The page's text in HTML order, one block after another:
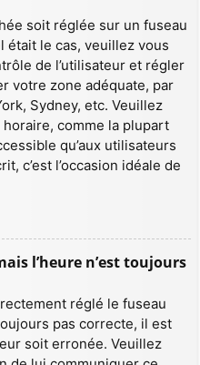
soit réglée sur un fuseau
le cas, veuillez vous
de l’utilisateur et régler
votre zone adéquate, par
Sydney, etc. Veuillez
comme la plupart
qu’aux utilisateurs
c’est l’occasion idéale de
l’heure n’est toujours
réglé le fuseau
pas correcte, il est
soit erronée. Veuillez